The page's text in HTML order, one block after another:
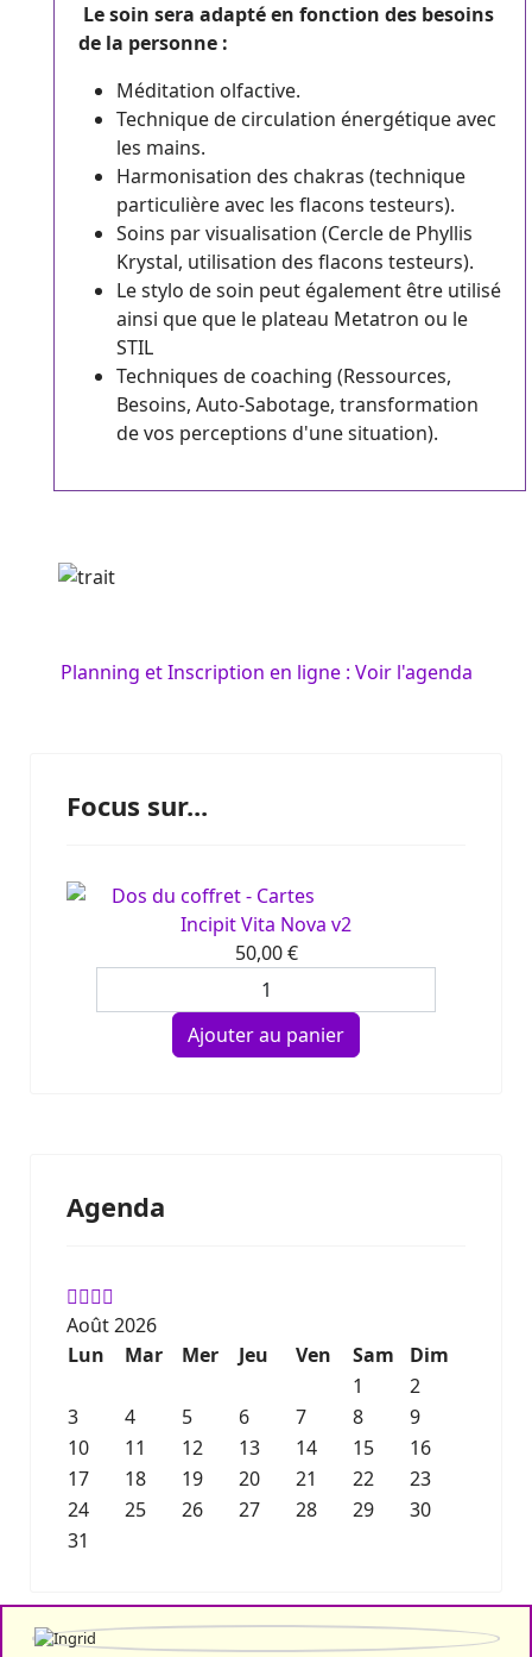
Le soin sera adapté en fonction des besoins
de la personne :
Méditation olfactive.
Technique de circulation énergétique avec
les mains.
Harmonisation des chakras (technique
particulière avec les flacons testeurs).
Soins par visualisation (Cercle de Phyllis
Krystal, utilisation des flacons testeurs).
Le stylo de soin peut également être utilisé
ainsi que que le plateau Metatron ou le
STIL
Techniques de coaching (Ressources,
Besoins, Auto-Sabotage, transformation
de vos perceptions d'une situation).
Planning et Inscription en ligne : Voir l'agenda
Focus sur...
Incipit Vita Nova v2
50,00 €
Agenda
Août 2026
Lun
Mar Mer Jeu Ven Sam
Dim
1
2
3
4 5 6 7 8
9
10
11 12 13 14 15
16
17
18 19 20 21 22
23
24
25 26 27 28 29
30
31